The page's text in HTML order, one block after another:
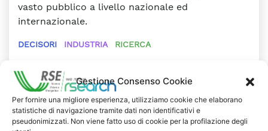
Gestione Consenso Cookie
Per fornire una migliore esperienza, utilizziamo cookie che elaborano
statistiche di navigazione tramite dati non identificativi e
pseudonimizzati. Non viene fatto uso di cookie per la profilazione degli
vasto pubblico a livello nazionale ed
internazionale.
DECISORI INDUSTRIA RICERCA
#Cybersecurity #Cybersecurity Assessment
#Cybersecurity Operation
#Cybersecurity Performance Testing
#Energy Cybersecurity Standards
#ICT #Normativa
#Settore Industriale